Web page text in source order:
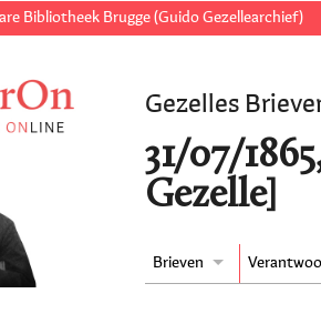
Bibliotheek Brugge (Guido Gezellearchief)
Gezelles
31/07/
Gezelle]
Brieven